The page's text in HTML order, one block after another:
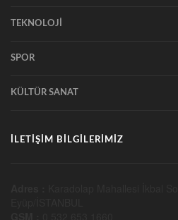
TEKNOLOJİ
SPOR
KÜLTÜR SANAT
İLETİŞİM BİLGİLERİMİZ